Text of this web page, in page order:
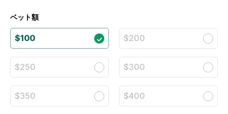
ベット額
$100 $200
$250 $300
$350 $400